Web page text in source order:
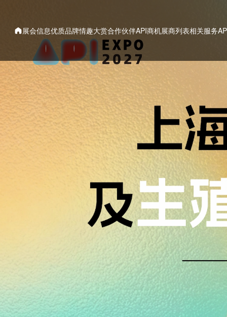
展会信息优质品牌情趣大赏合作伙伴API商机展商列表相关服务